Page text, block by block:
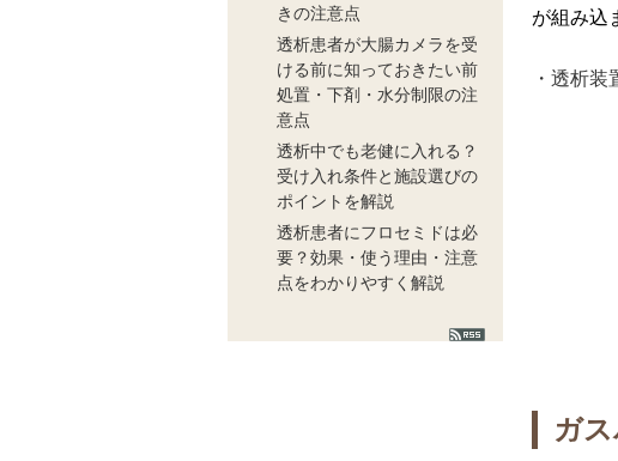
が組み込
・透析
ガ
きの注意点
透析患者が大腸カメラを受
ける前に知っておきたい前
処置・下剤・水分制限の注
意点
透析中でも老健に入れる？
受け入れ条件と施設選びの
ポイントを解説
透析患者にフロセミドは必
要？効果・使う理由・注意
点をわかりやすく解説